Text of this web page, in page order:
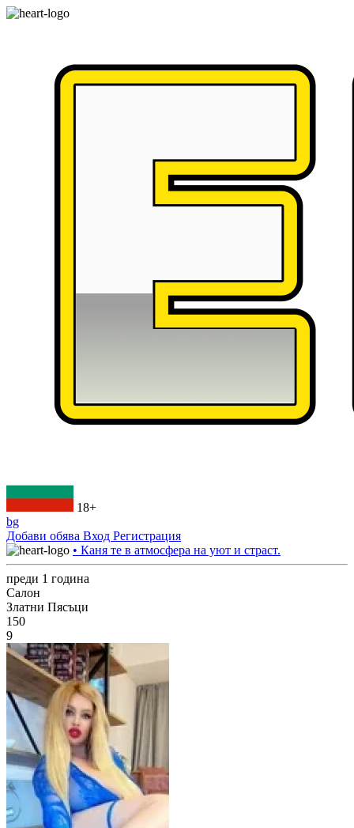
18+
bg
Добави обява Вход Регистрация
• Каня те в атмосфера на уют и страст.
преди 1 година
Салон
Златни Пясъци
150
9